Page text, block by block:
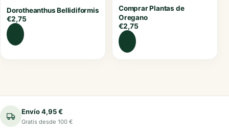
Dorotheanthus Bellidiformis
€2,75
Comprar Plantas de
Oregano
€2,75
Envío 4,95 €
Gratis desde 100 €